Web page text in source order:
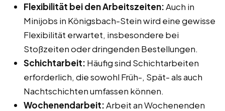
Flexibilität bei den Arbeitszeiten:Auch in
Minijobs in Königsbach-Stein wird eine gewisse
Flexibilität erwartet, insbesondere bei
Stoßzeiten oder dringenden Bestellungen.
Schichtarbeit: Häufig sind Schichtarbeiten
erforderlich, die sowohl Früh-, Spät- als auch
Nachtschichten umfassen können.
Wochenendarbeit:Arbeit an Wochenenden